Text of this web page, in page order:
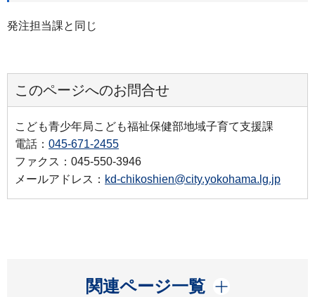
発注担当課と同じ
このページへのお問合せ
こども青少年局こども福祉保健部地域子育て支援課
電話： 045-671-2455
ファクス：045-550-3946
メールアドレス： kd-chikoshien@city.yokohama.lg.jp
関連ページ一覧
開く